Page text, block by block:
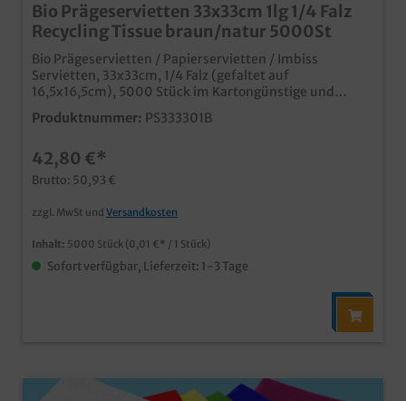
Bio Prägeservietten 33x33cm 1lg 1/4 Falz
Recycling Tissue braun/natur 5000St
Bio Prägeservietten / Papierservietten / Imbiss
Servietten, 33x33cm, 1/4 Falz (gefaltet auf
16,5x16,5cm), 5000 Stück im Kartongünstige und
qualitative Einmalservietteabriebfest und saugstarkin
naturbraunem Bio Look, ungebleicht und
individuell bedruckbar
Produktnummer: PS333301B
42,80 €*
Brutto: 50,93 €
zzgl. MwSt und Versandkosten
Inhalt: 5000 Stück (0,01 €* / 1 Stück)
Sofort verfügbar, Lieferzeit: 1-3 Tage